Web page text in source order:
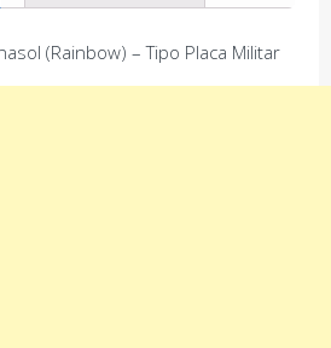
(Rainbow) – Tipo Placa Militar